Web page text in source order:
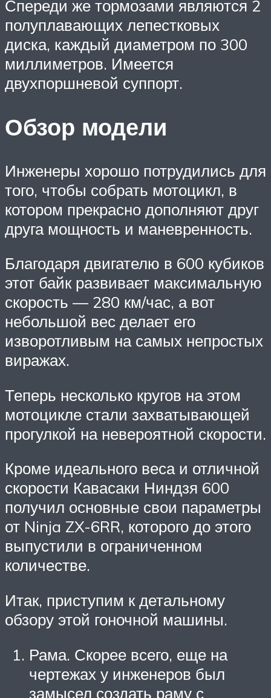
Спереди же тормозами являются 2
полуплавающих лепестковых
диска, каждый диаметром по 300
миллиметров. Имеется
двухпоршневой суппорт.
Обзор модели
Инженеры хорошо потрудились для
того, чтобы собрать мотоцикл, в
котором прекрасно дополняют друг
друга мощность и маневренность.
Благодаря двигателю в 600 кубиков
этот байк развивает максимальную
скорость — 280 км/час, а вот
небольшой вес делает его
изворотливым на самых непростых
виражах.
Теперь несколько кругов на этом
мотоцикле стали захватывающей
прогулкой на невероятной скорости.
Кроме идеального веса и отличной
скорости Кавасаки Ниндзя 600
получил основные свои параметры
от Ninja ZX-6RR, которого до этого
выпустили в ограниченном
количестве.
Итак, приступим к детальному
обзору этой гоночной машины.
Рама. Скорее всего, еще на
чертежах у инженеров был
замысел создать раму с